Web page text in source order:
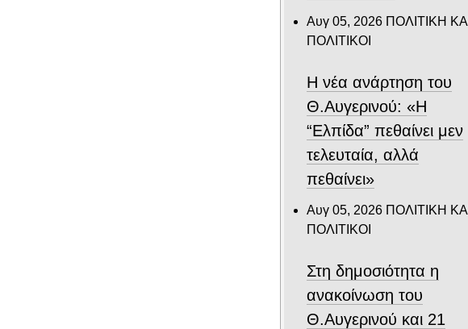
Αυγ 05, 2026 ΠΟΛΙΤΙΚΗ ΚΑΙ
ΠΟΛΙΤΙΚΟΙ
Η νέα ανάρτηση του
Θ.Αυγερινού: «Η
“Ελπίδα” πεθαίνει μεν
τελευταία, αλλά
πεθαίνει»
Αυγ 05, 2026 ΠΟΛΙΤΙΚΗ ΚΑΙ
ΠΟΛΙΤΙΚΟΙ
Στη δημοσιότητα η
ανακοίνωση του
Θ.Αυγερινού και 21